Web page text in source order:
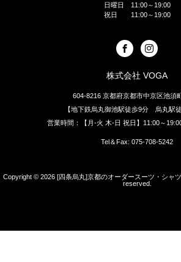
日曜日 11:00～19:00
祝日 11:00～19:00
株式会社 VOGA
604-8216 京都府京都市中京区池須
【地下鉄烏丸御池駅徒歩9分 烏丸駅徒
営業時間：【月-火 木-日 祝日】11:00～
Tel＆Fax: 075-708-5242
Copyright © 2026 [四条烏丸]京都のオーダースーツ・シャ
reserved.